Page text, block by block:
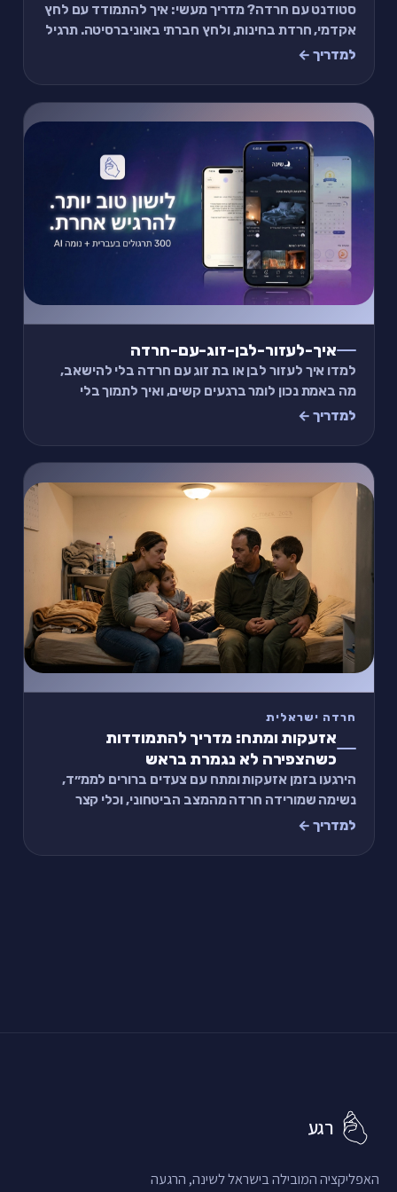
סטודנט עם חרדה? מדריך מעשי: איך להתמודד עם לחץ
אקדמי, חרדת בחינות, ולחץ חברתי באוניברסיטה. תרגיל
של 2 דקות ומתי לפנות לייעוץ.
למדריך ←
איך-לעזור-לבן-זוג-עם-חרדה
למדו איך לעזור לבן או בת זוג עם חרדה בלי להישאב,
מה באמת נכון לומר ברגעים קשים, ואיך לתמוך בלי
לשחוק את עצמכם או את הקשר לאורך זמן.
למדריך ←
חרדה ישראלית
אזעקות ומתח: מדריך להתמודדות
כשהצפירה לא נגמרת בראש
הירגעו בזמן אזעקות ומתח עם צעדים ברורים לממ״ד,
נשימה שמורידה חרדה מהמצב הביטחוני, וכלי קצר
שיעזור לכם לחזור לעצמכם גם אחרי שהצפירה נגמרת.
למדריך ←
רגע
האפליקציה המובילה בישראל לשינה, הרגעה